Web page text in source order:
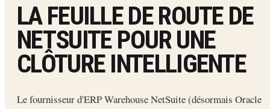
LA FEUILLE DE ROUTE DE
NETSUITE POUR UNE
CLÔTURE INTELLIGENTE
Le fournisseur d'ERP Warehouse NetSuite (désormais Oracle